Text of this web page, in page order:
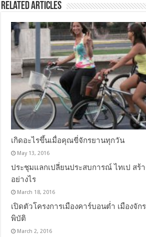
Related Articles
เกิดอะไรขึ้นเมื่อคุณขี่จักรยานทุกวัน
May 13, 2016
ประชุมแลกเปลี่ยนประสบการณ์ ไทเป สร้า
อย่างไร
March 18, 2016
เปิดตัวโครงการเมืองคาร์บอนต่ำ เมืองจั
พิบัติ
March 2, 2016